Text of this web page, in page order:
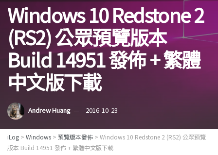
Windows 10 Redstone 2
(RS2) 公眾預覽版本
Build 14951 發佈 + 繁體
中文版下載
Andrew Huang 2016-10-23
iLog > Windows > 預覽版本發佈 > Windows 10 Redstone 2 (RS2) 公眾預覽
版本 Build 14951 發佈 + 繁體中文版下載